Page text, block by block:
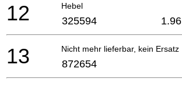
Hebel
12 325594 1.96
Nicht mehr lieferbar, kein Ersatz
13 872654